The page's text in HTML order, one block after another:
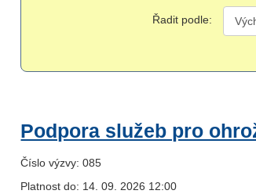
Řadit podle:
Podpora služeb pro
Číslo výzvy: 085
Platnost do: 14. 09. 2026 12:00